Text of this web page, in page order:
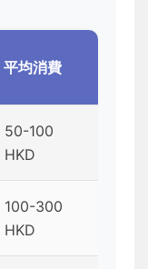
平均消費
50-100
HKD
100-300
HKD